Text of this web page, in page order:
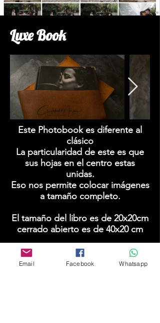
Luxe Book
Este Photobook es diferente al
clásico
La particularidad de este es que
sus hojas en el centro estas
unidas.
Eso nos permite colocar imágenes
a tamaño completo.
El tamaño del libro es de 20x20cm
cerrado abierto es de 40x20 cm
este libro esta pensado para tener
entre 100-120fotografías
Email Facebook Whatsapp